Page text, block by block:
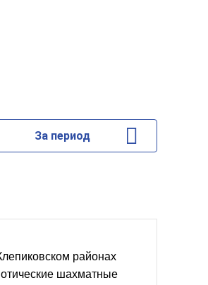
За период
районах
шахматные